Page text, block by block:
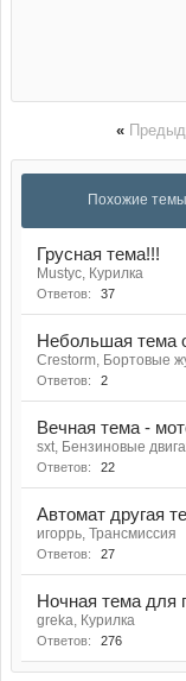
«
Похожие темы
Грусная тема!!!
Mustyc, Курилка
Ответов: 37
Небольшая тема
Crestorm, Бортовые
Ответов: 2
Вечная тема -
sxt, Бензиновые
Ответов: 22
Автомат другая
игоррь, Трансмиссия
Ответов: 27
Ночная тема для
greka, Курилка
Ответов: 276